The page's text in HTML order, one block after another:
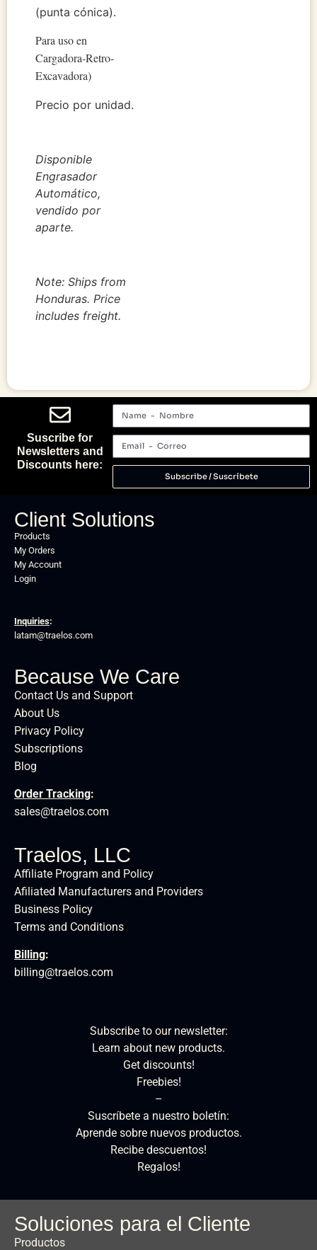
(punta cónica).
Para uso en
Cargadora-Retro-
Excavadora)
Precio por unidad.
Disponible
Engrasador
Automático,
vendido por
aparte.
Note: Ships from
Honduras. Price
includes freight.
Suscribe for
Newsletters and
Discounts here:
Subscribe / Suscríbete
Client Solutions
Products
My Orders
My Account
Login
Inquiries:
latam@traelos.com
Because We Care
Contact Us and Support
About Us
Privacy Policy
Subscriptions
Blog
Order Tracking:
sales@traelos.com
Traelos, LLC
Affiliate Program and Policy
Afiliated Manufacturers and Providers
Business Policy
Terms and Conditions
Billing:
billing@traelos.com
Subscribe to our newsletter:
Learn about new products.
Get discounts!
Freebies!
–
Suscríbete a nuestro boletín:
Aprende sobre nuevos productos.
Recibe descuentos!
Regalos!
Soluciones para el Cliente
Productos